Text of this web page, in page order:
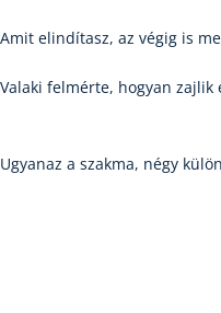
Amit elindítasz, az végig is
Valaki felmérte, hogyan
Ugyanaz a szakma, négy